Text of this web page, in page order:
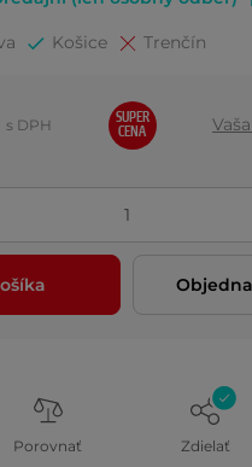
Košice Trenčín
s DPH
SUPER
CENA
Porovnať Zdielať